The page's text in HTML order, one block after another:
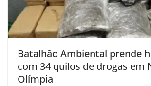
Batalhão Ambiental prende
com 34 quilos de drogas em
Olímpia